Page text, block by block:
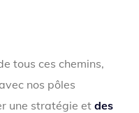
tous ces chemins,
nos pôles
une stratégie etdes